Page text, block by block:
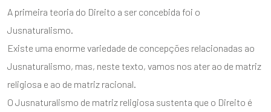
A primeira teoria do Direito a ser concebida foi o
Jusnaturalismo.
Existe uma enorme variedade de concepções relacionadas ao
Jusnaturalismo, mas, neste texto, vamos nos ater ao de matriz
religiosa e ao de matriz racional.
O Jusnaturalismo de matriz religiosa sustenta que o Direito é